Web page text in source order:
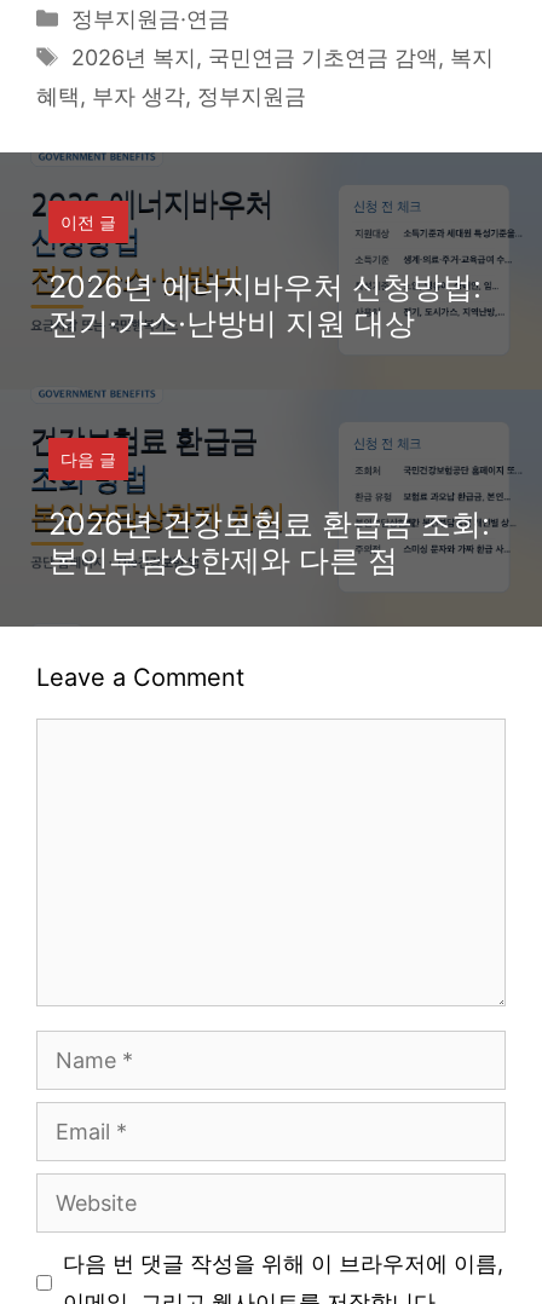
Categories
정부지원금·연금
Tags
2026년 복지, 국민연금 기초연금 감액, 복지
혜택, 부자 생각, 정부지원금
이전 글
2026년 에너지바우처 신청방법:
전기·가스·난방비 지원 대상
다음 글
2026년 건강보험료 환급금 조회:
본인부담상한제와 다른 점
Leave a Comment
Name
Email
Website
다음 번 댓글 작성을 위해 이 브라우저에 이름,